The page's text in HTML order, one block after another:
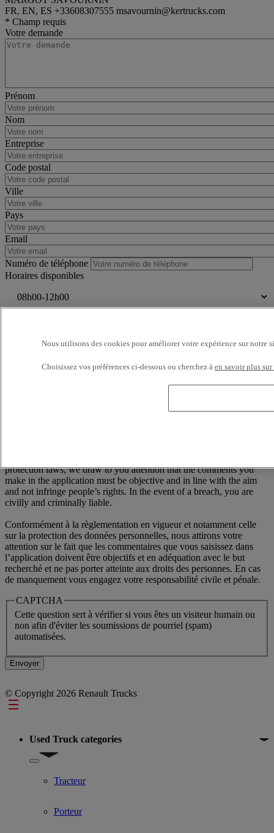
FR, EN, ES +33608307555 msavournin@kertrucks.com
rigid
Renault Trucks C
* Champ requis
Votre demande
Prénom
Nom
Entreprise
Code postal
Ville
Pays
Email
Numéro de téléphone
Horaires disponibles
Conformément à la loi française Informatique et Libertés n°78-17 du
6 janvier 1978, modifiée par la loi n°2004-810 du 6 août 2004, vous
disposez à tout moment d'un droit d'accès, de rectification et de
suppression des informations nominatives vous concernant, sans
protection laws, we draw to you attention that the comments you
make in the application must be objective and in line with the aim
and not infringe people’s rights. In the event of a breach, you are
civilly and criminally liable.
Conformément à la règlementation en vigueur et notamment celle
sur la protection des données personnelles, nous attirons votre
attention sur le fait que les commentaires que vous saisissez dans
l’application doivent être objectifs et en adéquation avec le but
recherché et ne pas porter atteinte aux droits des personnes. En cas
de manquement vous engagez votre responsabilité civile et pénale.
CAPTCHA
Cette question sert à vérifier si vous êtes un visiteur humain ou
non afin d'éviter les soumissions de pourriel (spam)
automatisées.
© Copyright 2026 Renault Trucks
Footer
Used Truck categories
Show submenu for Used Truck categories
Tracteur
Porteur
Nous utilisons des cookies pour améliorer votre expérience sur notre
Choisissez vos préférences ci-dessous ou cherchez à en savoir plus